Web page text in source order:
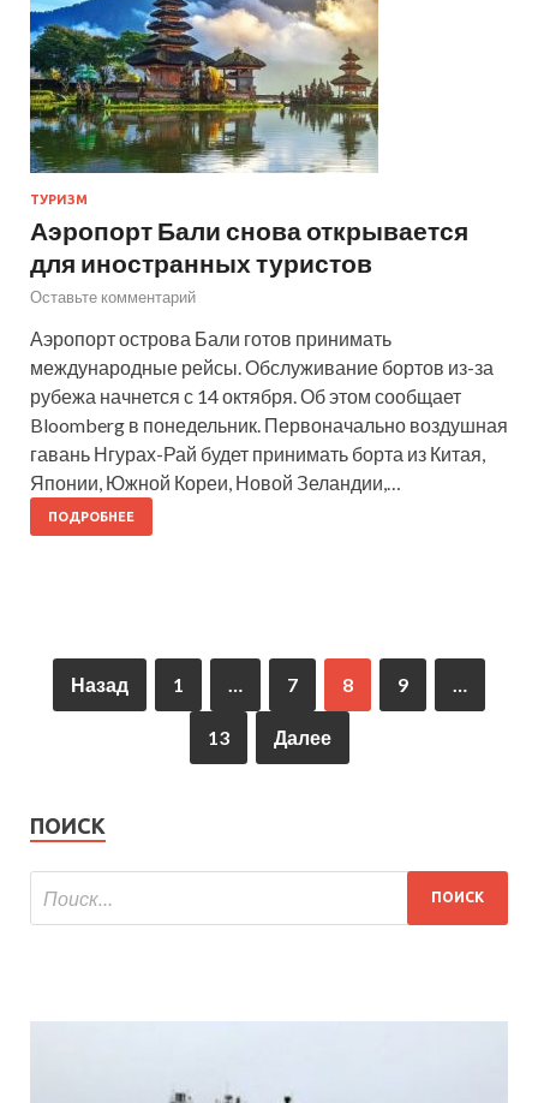
ТУРИЗМ
Аэропорт Бали снова открывается
для иностранных туристов
Оставьте комментарий
Аэропорт острова Бали готов принимать
международные рейсы. Обслуживание бортов из-за
рубежа начнется с 14 октября. Об этом сообщает
Bloomberg в понедельник. Первоначально воздушная
гавань Нгурах-Рай будет принимать борта из Китая,
Японии, Южной Кореи, Новой Зеландии,…
ПОДРОБНЕЕ
Назад 1 7 8 9
13 Далее
ПОИСК